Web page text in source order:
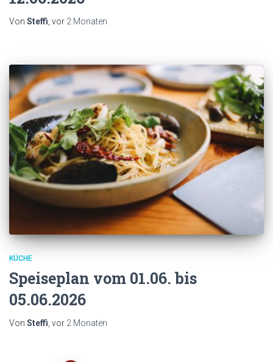
Von Steffi , vor 2 Monaten
KÜCHE
Speiseplan vom 01.06. bis
05.06.2026
Von Steffi , vor 2 Monaten